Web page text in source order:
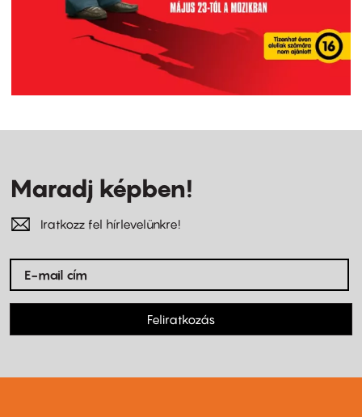
Maradj képben!
Iratkozz fel hírlevelünkre!
Feliratkozás